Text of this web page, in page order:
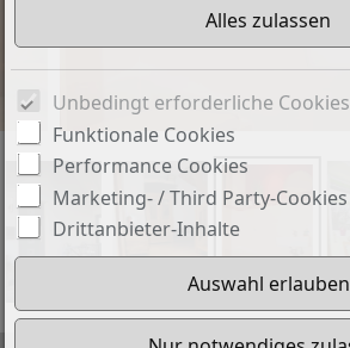
Unbedingt erforderliche Cookies
Funktionale Cookies
Performance Cookies
Marketing- / Third Party-Cookies
Drittanbieter-Inhalte